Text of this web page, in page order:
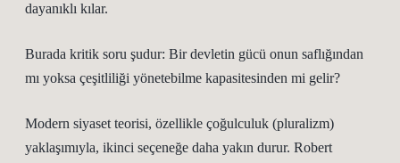
dayanıklı kılar.
Burada kritik soru şudur: Bir devletin gücü onun saflığından
mı yoksa çeşitliliği yönetebilme kapasitesinden mi gelir?
Modern siyaset teorisi, özellikle çoğulculuk (pluralizm)
yaklaşımıyla, ikinci seçeneğe daha yakın durur. Robert